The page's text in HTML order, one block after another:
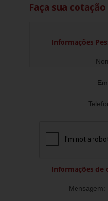
Faça sua cotação
Informações
Informações de
Mensagem: